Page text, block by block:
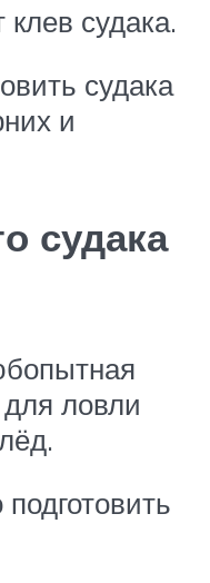
судака.
судака
и
судака
ловли